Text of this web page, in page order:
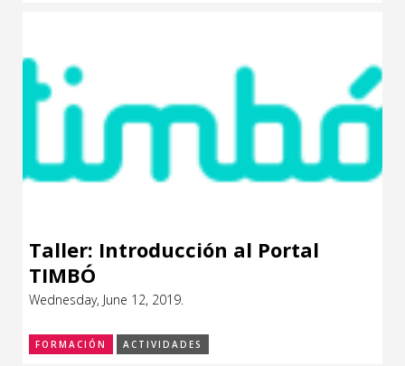
Taller: Introducción al Portal
TIMBÓ
Wednesday, June 12, 2019.
FORMACIÓN ACTIVIDADES